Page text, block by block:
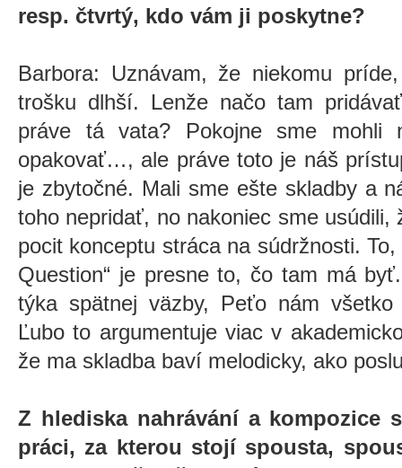
resp. čtvrtý, kdo vám ji poskytne?
Barbora: Uznávam, že niekomu
trošku dlhší. Lenže načo tam
práve tá vata? Pokojne sme mohli
opakovať…, ale práve toto je náš
je zbytočné. Mali sme ešte skladby a
toho nepridať, no nakoniec sme
pocit konceptu stráca na súdržnosti.
Question“ je presne to, čo tam má
týka spätnej väzby, Peťo nám všetko
Ľubo to argumentuje viac v
že ma skladba baví melodicky, ako
Z hlediska nahrávání a kompozice
práci, za kterou stojí spousta,